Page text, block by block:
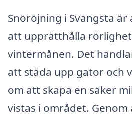
Snöröjning i Svängsta
att upprätthålla
vintermånen. Det
att städa upp gator och
om att skapa en säker
vistas i området.